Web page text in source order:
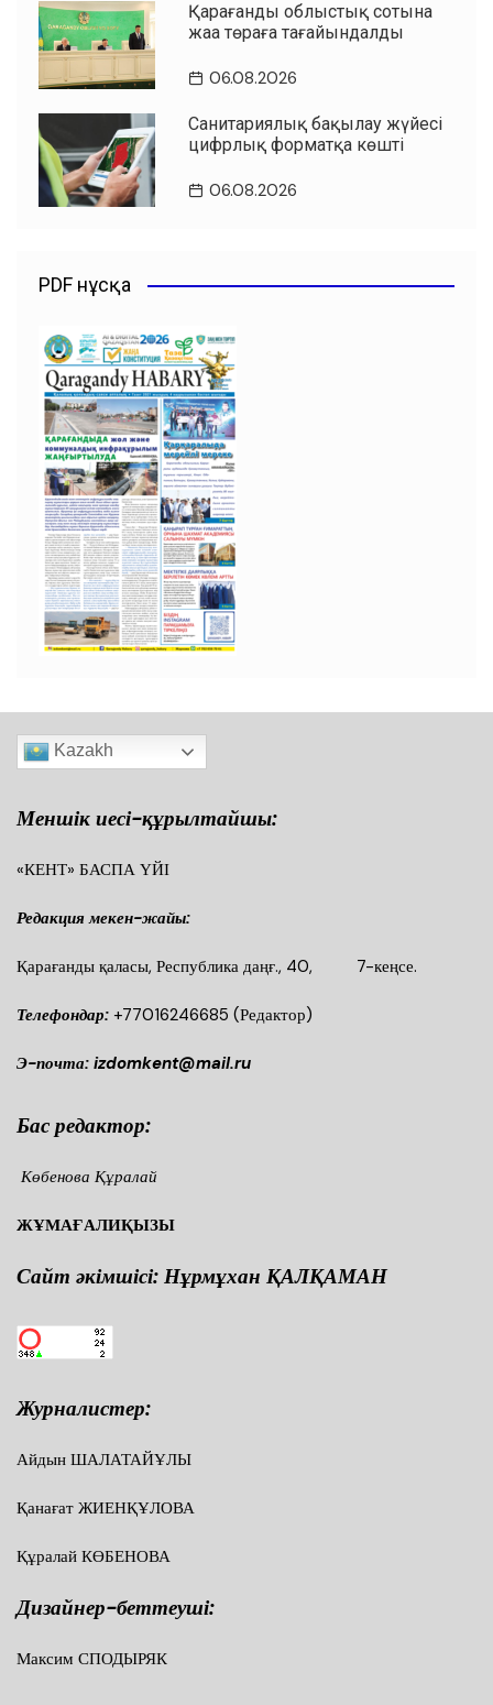
Қарағанды облыстық сотына
жаңа төраға тағайындалды
06.08.2026
Санитариялық бақылау жүйесі
цифрлық форматқа көшті
06.08.2026
PDF нұсқа
Kazakh
Меншік иесі-құрылтайшы:
«КЕНТ» БАСПА ҮЙІ
Редакция мекен-жайы:
Қарағанды қаласы, Республика даңғ., 40, 7-кеңсе.
Телефондар: +77016246685 (Редактор)
Э-почта: izdomkent@mail.ru
Бас редактор:
Көбенова Құралай
ЖҰМАҒАЛИҚЫЗЫ
Сайт әкімшісі: Нұрмұхан ҚАЛҚАМАН
Журналистер:
Айдын ШАЛАТАЙҰЛЫ
Қанағат ЖИЕНҚҰЛОВА
Құралай КӨБЕНОВА
Дизайнер-беттеуші:
Максим СПОДЫРЯК